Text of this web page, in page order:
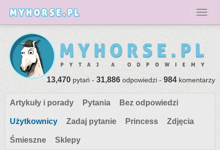
13,470pytań -31,886odpowiedzi -984komentarzy
Artykuły i porady Pytania Bez odpowiedzi
Użytkownicy Zadaj pytanie Princess Zdjęcia
Śmieszne Sklepy